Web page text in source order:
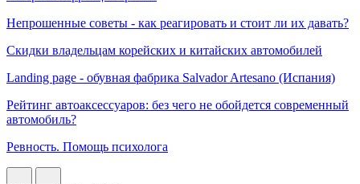
Непрошенные советы - как реагировать и стоит ли их давать?
Скидки владельцам корейских и китайских автомобилей
Landing page - обувная фабрика Salvador Artesano (Испания)
Рейтинг автоаксессуаров: без чего не обойдется современный
автомобиль?
Ревность. Помощь психолога